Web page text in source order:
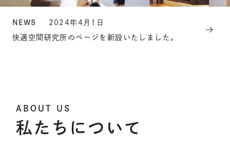
研究所
NEWS
2024年4月1日
快適空間研究所のページを新設いたしました。
ABOUT US
私たちについて